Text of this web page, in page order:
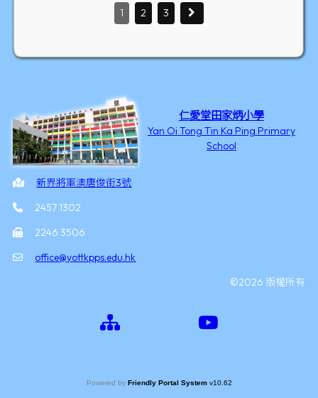
1 2 3
仁愛堂田家炳小學
Yan Oi Tong Tin Ka Ping Primary
School
新界將軍澳唐俊街3號
2457 1302
2246 3506
office@yottkpps.edu.hk
©2026 版權所有
Powered by Friendly Portal System v10.62